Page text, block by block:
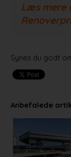
Læs mere
Synes du godt
Anbefalede